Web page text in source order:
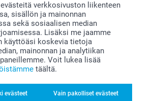
verkkosivuston liikenteen
sisällön ja mainonnan
sekä sosiaalisen median
Lisäksi me jaamme
käyttöäsi koskevia tietoja
mainonnan ja analytiikan
Voit lukea lisää
täältä.
evästeet Vain pakolliset evästeet
smartphoto